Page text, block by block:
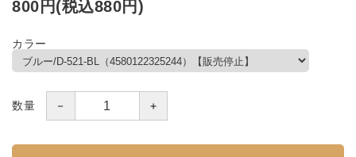
800円(税込880円)
カラー
数量 － ＋